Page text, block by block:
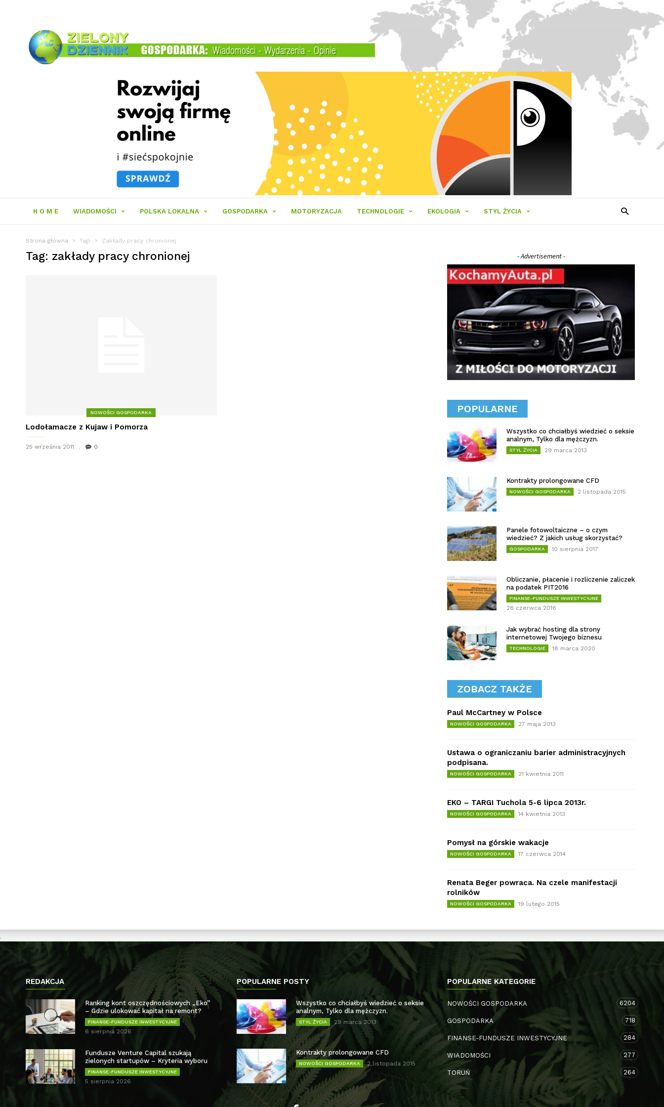
Zielony
Dziennik
H O M E WIADOMOŚCI POLSKA LOKALNA GOSPODARKA MOTORYZACJA TECHNOLOGIE EKOLOGIA STYL ŻYCIA
Strona główna Tagi Zakłady pracy chronionej
Tag: zakłady pracy chronionej
NOWOŚCI GOSPODARKA
Lodołamacze z Kujaw i Pomorza
25 września 2011 0
- Advertisement -
POPULARNE
Wszystko co chciałbyś wiedzieć o seksie
analnym, Tylko dla mężczyzn.
STYL ŻYCIA 29 marca 2013
Kontrakty prolongowane CFD
NOWOŚCI GOSPODARKA 2 listopada 2015
Panele fotowoltaiczne – o czym
wiedzieć? Z jakich usług skorzystać?
GOSPODARKA 10 sierpnia 2017
Obliczanie, płacenie i rozliczenie zaliczek
na podatek PIT2016
FINANSE-FUNDUSZE INWESTYCYJNE
28 czerwca 2016
Jak wybrać hosting dla strony
internetowej Twojego biznesu
TECHNOLOGIE 18 marca 2020
ZOBACZ TAKŻE
Paul McCartney w Polsce
NOWOŚCI GOSPODARKA 27 maja 2013
Ustawa o ograniczaniu barier administracyjnych
podpisana.
NOWOŚCI GOSPODARKA 21 kwietnia 2011
EKO – TARGI Tuchola 5-6 lipca 2013r.
NOWOŚCI GOSPODARKA 14 kwietnia 2013
Pomysł na górskie wakacje
NOWOŚCI GOSPODARKA 17 czerwca 2014
Renata Beger powraca. Na czele manifestacji
rolników
NOWOŚCI GOSPODARKA 19 lutego 2015
REDAKCJA
Ranking kont oszczędnościowych „Eko”
– Gdzie ulokować kapitał na remont?
FINANSE-FUNDUSZE INWESTYCYJNE
6 sierpnia 2026
Fundusze Venture Capital szukają
zielonych startupów – Kryteria wyboru
FINANSE-FUNDUSZE INWESTYCYJNE
5 sierpnia 2026
POPULARNE POSTY
Wszystko co chciałbyś wiedzieć o seksie
analnym, Tylko dla mężczyzn.
STYL ŻYCIA 29 marca 2013
Kontrakty prolongowane CFD
NOWOŚCI GOSPODARKA 2 listopada 2015
POPULARNE KATEGORIE
NOWOŚCI GOSPODARKA 6204
GOSPODARKA 718
FINANSE-FUNDUSZE INWESTYCYJNE 284
WIADOMOŚCI 277
TORUŃ 264